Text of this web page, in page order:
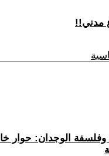
وفلسفة الوجدان: حوار